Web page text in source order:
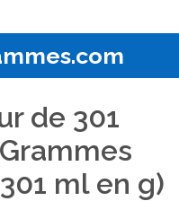
de 301
ml en g)